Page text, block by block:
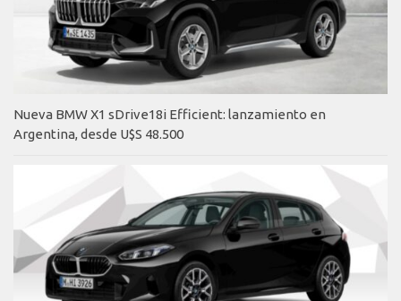
Nueva BMW X1 sDrive18i Efficient: lanzamiento en
Argentina, desde U$S 48.500